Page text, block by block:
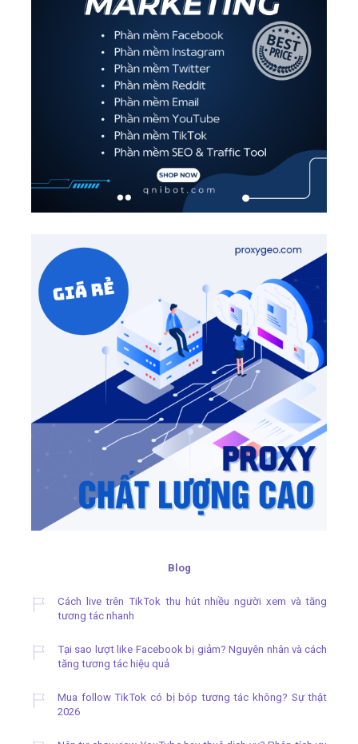
Blog
Cách live trên TikTok thu hút nhiều người xem và tăng
tương tác nhanh
Tại sao lượt like Facebook bị giảm? Nguyên nhân và cách
tăng tương tác hiệu quả
Mua follow TikTok có bị bóp tương tác không? Sự thật
2026